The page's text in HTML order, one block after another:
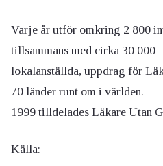
Varje år utför omkring 2 800
tillsammans med cirka 30 000
lokalanställda, uppdrag för
70 länder runt om i världen.
1999 tilldelades Läkare Utan
Källa: